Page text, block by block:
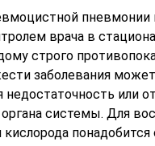
в стационар
диетического
рациона;
терапия
и внутримышечного
обычно длится около